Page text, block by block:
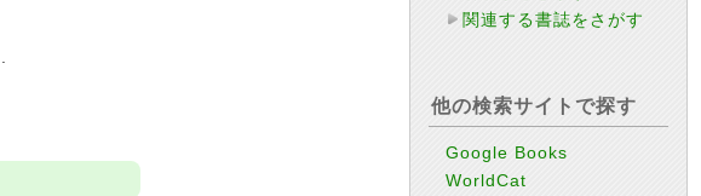
関連する書誌をさがす
他の検索サイトで探す
Google Books
WorldCat